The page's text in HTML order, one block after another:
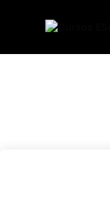
contenido